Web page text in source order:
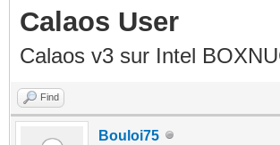
Calaos User
Calaos v3 sur Intel
Find
Bouloi75